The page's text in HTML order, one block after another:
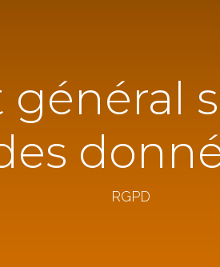
RGPD
Suivez-nous :